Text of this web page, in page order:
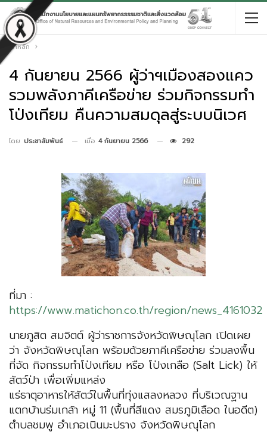
หน้าหลัก
4 กันยายน 2566 ผู้ว่าฯเมืองสองแคว
รวมพลังภาคีเครือข่าย ร่วมกิจกรรมทำ
โป่งเทียม คืนความสมดุลสู่ระบบนิเวศ
โดย ประชาสัมพันธ์ เมื่อ 4 กันยายน 2566 292
ที่มา :
https://www.matichon.co.th/region/news_4161032
นายภูสิต สมจิตต์ ผู้ว่าราชการจังหวัดพิษณุโลก เปิดเผย
ว่า จังหวัดพิษณุโลก พร้อมด้วยภาคีเครือข่าย ร่วมลงพื้น
ที่จัด กิจกรรมทำโป่งเทียม หรือ โป่งเกลือ (Salt Lick) ให้
สัตว์ป่า เพื่อเพิ่มแหล่ง
แร่ธาตุอาหารให้สัตว์ในพื้นที่ทุ่งแสลงหลวง ที่บริเวณฐาน
แตกบ้านร่มเกล้า หมู่ 11 (พื้นที่สีแดง สมรภูมิเลือด ในอดีต)
ตำบลชมพู อำเภอเนินมะปราง จังหวัดพิษณุโลก